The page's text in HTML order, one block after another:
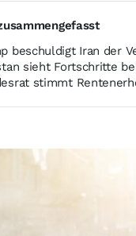
beschuldigt Iran der
sieht Fortschritte
stimmt